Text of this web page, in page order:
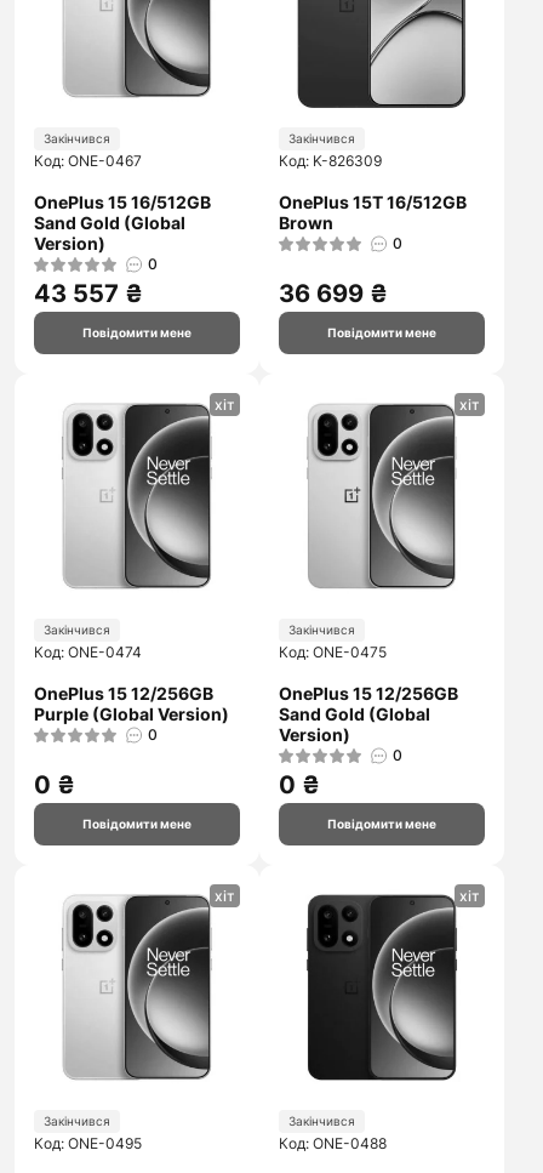
Закінчився
Код: ONE-0467
OnePlus 15 16/512GB
Sand Gold (Global
Version)
0
43 557 ₴
Повідомити мене
Закінчився
Код: K-826309
OnePlus 15T 16/512GB
Brown
0
36 699 ₴
Повідомити мене
хіт
Закінчився
Код: ONE-0474
OnePlus 15 12/256GB
Purple (Global Version)
0
0 ₴
Повідомити мене
хіт
Закінчився
Код: ONE-0475
OnePlus 15 12/256GB
Sand Gold (Global
Version)
0
0 ₴
Повідомити мене
хіт
Закінчився
Код: ONE-0495
хіт
Закінчився
Код: ONE-0488